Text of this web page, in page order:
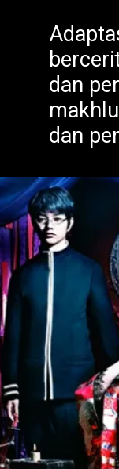
dan
dan